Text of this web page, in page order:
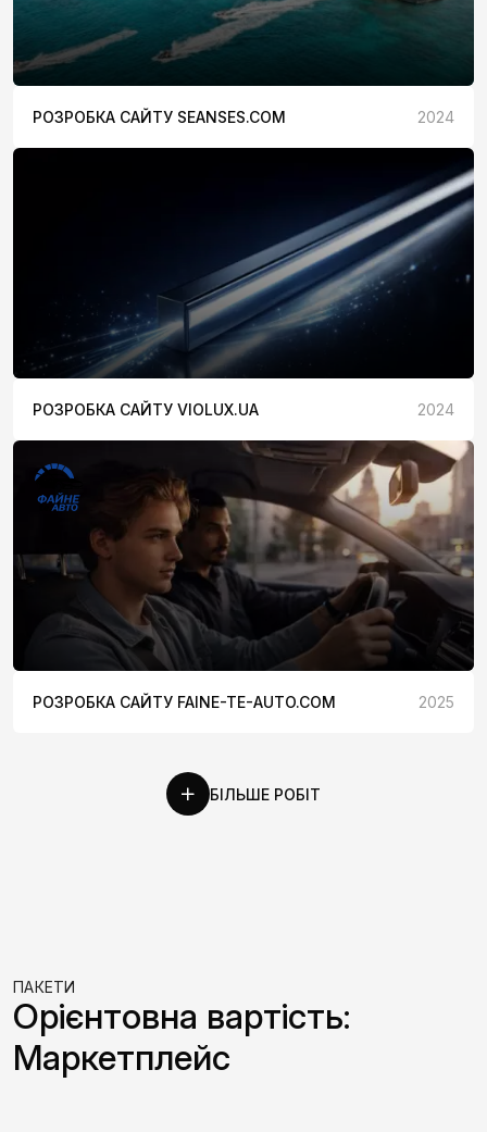
РОЗРОБКА САЙТУ SEANSES.COM 2024
РОЗРОБКА САЙТУ VIOLUX.UA 2024
РОЗРОБКА САЙТУ FAINE-TE-AUTO.COM 2025
БІЛЬШЕ РОБІТ
ПАКЕТИ
Орієнтовна вартість:
Маркетплейс